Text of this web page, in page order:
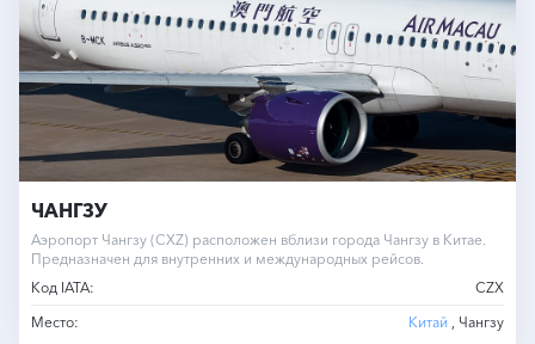
ЧАНГЗУ
Аэропорт Чангзу (CXZ) расположен вблизи города Чангзу в Китае.
Предназначен для внутренних и международных рейсов.
Код IATA:
CZX
Место:
Китай , Чангзу